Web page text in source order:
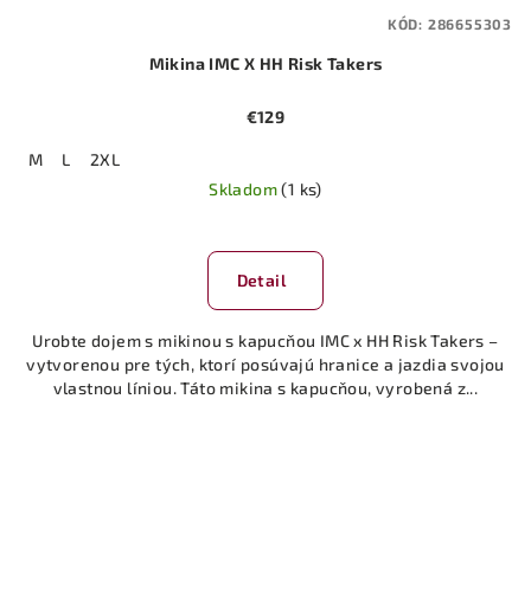
Mikina IMC X HH Risk Takers
€129
M L
2XL
Skladom(1 ks)
Detail
Urobte dojem s mikinou s kapucňou IMC x HH Risk Takers –
vytvorenou pre tých, ktorí posúvajú hranice a jazdia svojou
vlastnou líniou. Táto mikina s kapucňou, vyrobená z...
KÓD: 286655303